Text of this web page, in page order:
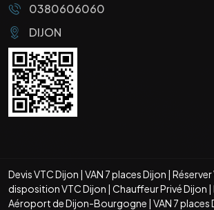
0380606060
DIJON
Devis VTC Dijon | VAN 7 places Dijon |
disposition VTC Dijon | Chauffeur Privé Dijon |
Aéroport de Dijon-Bourgogne | VAN 7